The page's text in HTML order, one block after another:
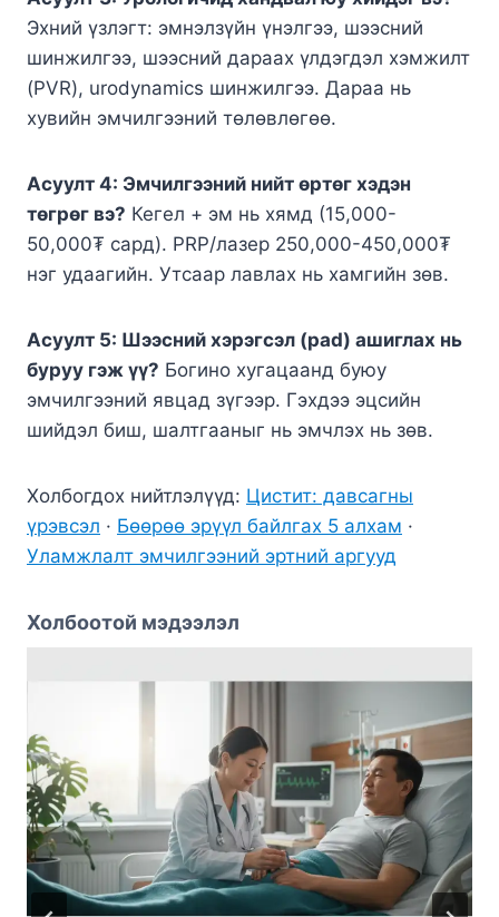
Эхний үзлэгт: эмнэлзүйн үнэлгээ, шээсний
шинжилгээ, шээсний дараах үлдэгдэл хэмжилт
(PVR), urodynamics шинжилгээ. Дараа нь
хувийн эмчилгээний төлөвлөгөө.
Асуулт 4: Эмчилгээний нийт өртөг хэдэн
төгрөг вэ? Кегел + эм нь хямд (15,000-
50,000₮ сард). PRP/лазер 250,000-450,000₮
нэг удаагийн. Утсаар лавлах нь хамгийн зөв.
Асуулт 5: Шээсний хэрэгсэл (pad) ашиглах нь
буруу гэж үү? Богино хугацаанд буюу
эмчилгээний явцад зүгээр. Гэхдээ эцсийн
шийдэл биш, шалтгааныг нь эмчлэх нь зөв.
Холбогдох нийтлэлүүд: Цистит: давсагны
үрэвсэл · Бөөрөө эрүүл байлгах 5 алхам ·
Уламжлалт эмчилгээний эртний аргууд
Холбоотой мэдээлэл